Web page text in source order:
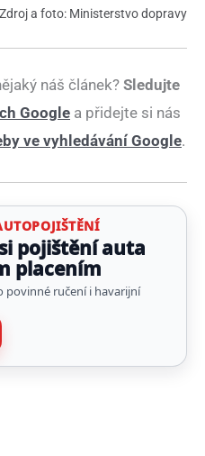
Zdroj a foto: Ministerstvo dopravy
náš článek?Sledujte
Google a přidejte si nás
ve vyhledávání Google.
pojištění auta
placením
povinné ručení i havarijní